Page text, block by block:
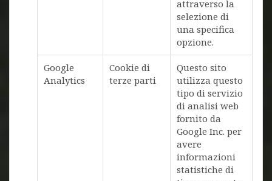
attraverso la
selezione di
una specifica
opzione.
Google
Analytics
Cookie di
terze parti
Questo sito
utilizza questo
tipo di servizio
di analisi web
fornito da
Google Inc. per
avere
informazioni
statistiche di